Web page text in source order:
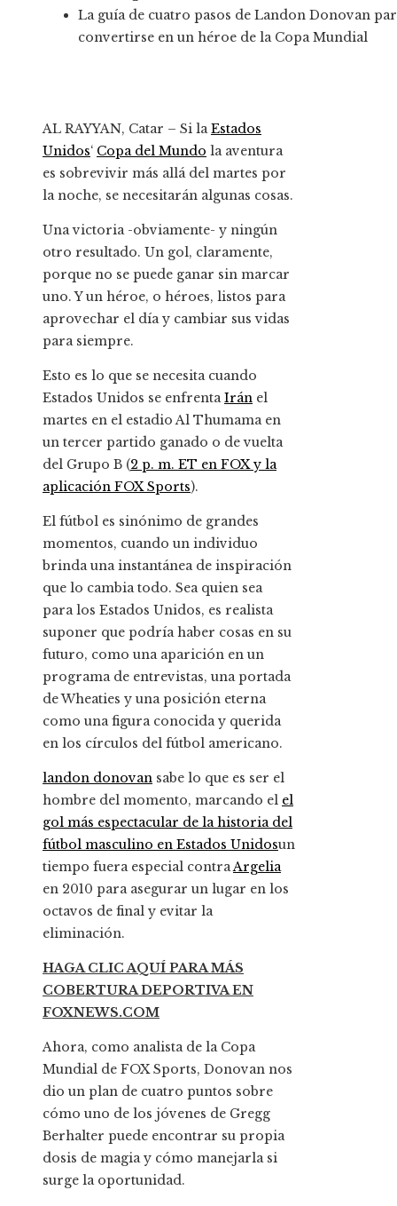
La guía de cuatro pasos de Landon Donovan
convertirse en un héroe de la Copa Mundial
AL RAYYAN, Catar – Si laEstados
Unidos‘ Copa del Mundo la aventura
es sobrevivir más allá del martes por
la noche, se necesitarán algunas cosas.
Una victoria -obviamente- y ningún
otro resultado. Un gol, claramente,
porque no se puede ganar sin marcar
uno. Y un héroe, o héroes, listos para
aprovechar el día y cambiar sus vidas
para siempre.
Esto es lo que se necesita cuando
Estados Unidos se enfrentaIrán el
martes en el estadio Al Thumama en
un tercer partido ganado o de vuelta
del Grupo B (2 p. m. ET en FOX y la
aplicación FOX Sports).
El fútbol es sinónimo de grandes
momentos, cuando un individuo
brinda una instantánea de inspiración
que lo cambia todo. Sea quien sea
para los Estados Unidos, es realista
suponer que podría haber cosas en su
futuro, como una aparición en un
programa de entrevistas, una portada
de Wheaties y una posición eterna
como una figura conocida y querida
en los círculos del fútbol americano.
landon donovan sabe lo que es ser el
hombre del momento, marcando el el
gol más espectacular de la historia del
fútbol masculino en Estados Unidosun
tiempo fuera especial contraArgelia
en 2010 para asegurar un lugar en los
octavos de final y evitar la
eliminación.
HAGA CLIC AQUÍ PARA MÁS
COBERTURA DEPORTIVA EN
FOXNEWS.COM
Ahora, como analista de la Copa
Mundial de FOX Sports, Donovan nos
dio un plan de cuatro puntos sobre
cómo uno de los jóvenes de Gregg
Berhalter puede encontrar su propia
dosis de magia y cómo manejarla si
surge la oportunidad.